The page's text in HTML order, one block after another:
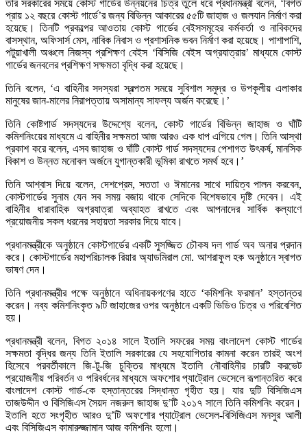
তাঁর সরকারের সময়ে কোস্ট গার্ডের উন্নয়নের চিত্র তুলে ধরে প্রধানমন্ত্রী বলেন, ‘বিগত
প্রায় ১২ বছরে কোস্ট গার্ডে’র জন্য বিভিন্ন আকারের ৫৫টি জাহাজ ও জলযান নির্মাণ করা
হয়েছে। তিনটি প্রকল্পের আওতায় কোস্ট গার্ডের বেইসসমূহের কর্মকর্তা ও নাবিকদের
বাসস্থান, অফিসার্স মেস, নাবিক নিবাস ও প্রশাসনিক ভবন নির্মাণ করা হয়েছে। পাশাপাশি,
পটুয়াখালী অঞ্চলে নিজস্ব প্রশিক্ষণ বেইস ‘বিসিজি বেইস অগ্রযাত্রার’ মাধ্যমে কোস্ট
গার্ডের জনবলের প্রশিক্ষণ সক্ষমতা বৃদ্ধি করা হয়েছে।
তিনি বলেন, ‘এ বাহিনীর সদস্যরা স্বল্পতম সময়ে সুবিশাল সমুদ্র ও উপকূলীয় এলাকার
মানুষের জান-মালের নিরাপত্তায় অসামান্য সাফল্য অর্জন করেছে।’
তিনি কোষ্টগার্ড সদস্যদের উদ্দেশ্যে বলেন, কোস্ট গার্ডের বিভিন্ন জাহাজ ও ঘাঁটি
কমিশনিংয়ের মাধ্যমে এ বাহিনীর সক্ষমতা আজ আরও এক ধাপ এগিয়ে গেল। তিনি আস্থা
প্রকাশ করে বলেন, এসব জাহাজ ও ঘাঁটি কোস্ট গার্ড সদস্যদের পেশাগত উৎকর্ষ, মানসিক
বিকাশ ও উন্নত মনোবল অর্জনে যুগান্তকারী ভূমিকা রাখতে সমর্থ হবে।’
তিনি আশ্বাস দিয়ে বলেন, দেশপ্রেম, সততা ও ঈমানের সাথে দায়িত্ব পালন করবেন,
কোস্টগার্ডের সুনাম যেন সব সময় বজায় থাকে সেদিকে বিশেষভাবে দৃষ্টি দেবেন। এই
বাহিনীর ধারাবাহিক অগ্রযাত্রা অব্যাহত রাখতে এবং আপনাদের সার্বিক কল্যাণে
প্রয়োজনীয় সকল ধরনের সহায়তা সরকার দিয়ে যাবে।
প্রধানমন্ত্রীকে অনুষ্ঠানে কোস্টগার্ডের একটি সুসজ্জিত চৌকষ দল গার্ড অব অনার প্রদান
করে। কোস্টগার্ডের মহাপরিচালক রিয়ার অ্যাডমিরাল মো. আশরাফুল হক অনুষ্ঠানে স্বাগত
ভাষণ দেন।
তিনি প্রধানমন্ত্রীর পক্ষে অনুষ্ঠানে অধিনায়কগণের হাতে ‘কমিশনিং ফরমান’ হস্তান্তর
করেন। নব্য কমিশনিংকৃত ৯টি জাহাজের ওপর অনুষ্ঠানে একটি ভিডিও চিত্র ও পরিবেশিত
হয়।
প্রধানমন্ত্রী বলেন, বিগত ২০১৪ সালে ইতালি সফরের সময় বাংলাদেশ কোস্ট গার্ডের
সক্ষমতা বৃদ্ধির জন্য তিনি ইতালি সরকারের যে সহযোগিতার কামনা করেন তারই অংশ
হিসেবে পরবর্তীকালে জি-টু-জি চুক্তির মাধ্যমে ইতালি নৌবাহিনীর চারটি করভেট
প্রয়োজনীয় পরিবর্তন ও পরিবর্ধনের মাধ্যমে অফশোর প্যাট্রোল ভেসেলে রূপান্তরিত করে
বাংলাদেশ কোস্ট গার্ড-কে হস্তান্তরের সিদ্ধান্ত গৃহীত হয়। যার দুটি বিসিজিএস
তাজউদ্দীন ও বিসিজিএস সৈয়দ নজরুল জাহাজ দু’টি ২০১৭ সালে তিনি কমিশনিং করেন।
ইতালি হতে সংগৃহীত আরও দু’টি অফশোর প্যাট্রোল ভেসেল-বিসিজিএস মনসুর আলী
এবং বিসিজিএস কামারুজ্জামান আজ কমিশনিং হলো।